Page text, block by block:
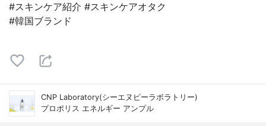
#スキンケア紹介 #スキンケアオタク
#韓国ブランド
CNP Laboratory(シーエヌピーラボラトリー)
プロポリス エネルギー アンプル